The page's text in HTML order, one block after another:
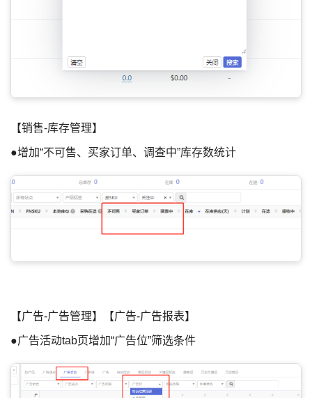
【销售-库存管理】
●增加“不可售、买家订单、调查中”库存数统计
【广告-广告管理】【广告-广告报表】
●广告活动tab页增加“广告位”筛选条件